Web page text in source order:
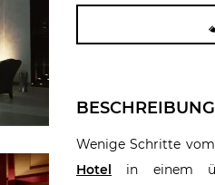
BESCHREIBUNG
Wenige Schritte
Hotel in einem